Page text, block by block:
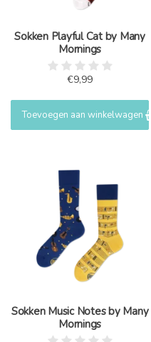
Sokken Playful Cat by Many
Mornings
€9,99
Toevoegen aan winkelwagen
Sokken Music Notes by Many
Mornings